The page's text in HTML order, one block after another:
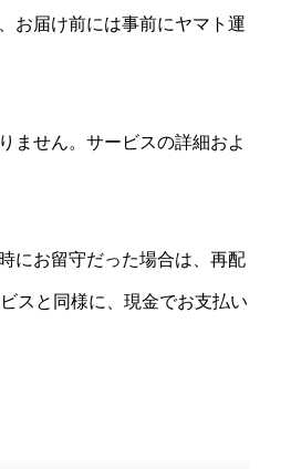
お届け前には事前にヤマト運
ません。サービスの詳細およ
にお留守だった場合は、再配
スと同様に、現金でお支払い